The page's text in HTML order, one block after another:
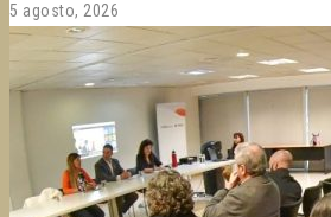
5 agosto, 2026